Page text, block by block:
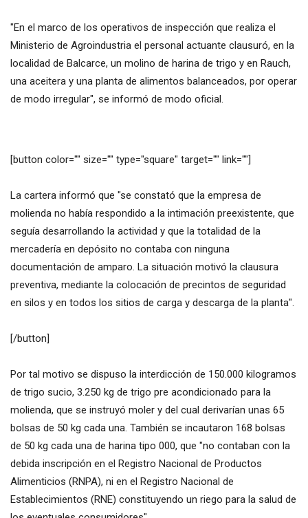
"En el marco de los operativos de inspección que realiza el
Ministerio de Agroindustria el personal actuante clausuró, en la
localidad de Balcarce, un molino de harina de trigo y en Rauch,
una aceitera y una planta de alimentos balanceados, por operar
de modo irregular", se informó de modo oficial.
[button color="" size="" type="square" target="" link=""]
La cartera informó que "se constató que la empresa de
molienda no había respondido a la intimación preexistente, que
seguía desarrollando la actividad y que la totalidad de la
mercadería en depósito no contaba con ninguna
documentación de amparo. La situación motivó la clausura
preventiva, mediante la colocación de precintos de seguridad
en silos y en todos los sitios de carga y descarga de la planta".
[/button]
Por tal motivo se dispuso la interdicción de 150.000 kilogramos
de trigo sucio, 3.250 kg de trigo pre acondicionado para la
molienda, que se instruyó moler y del cual derivarían unas 65
bolsas de 50 kg cada una. También se incautaron 168 bolsas
de 50 kg cada una de harina tipo 000, que "no contaban con la
debida inscripción en el Registro Nacional de Productos
Alimenticios (RNPA), ni en el Registro Nacional de
Establecimientos (RNE) constituyendo un riego para la salud de